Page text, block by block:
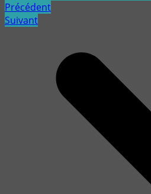
Précédent
Suivant